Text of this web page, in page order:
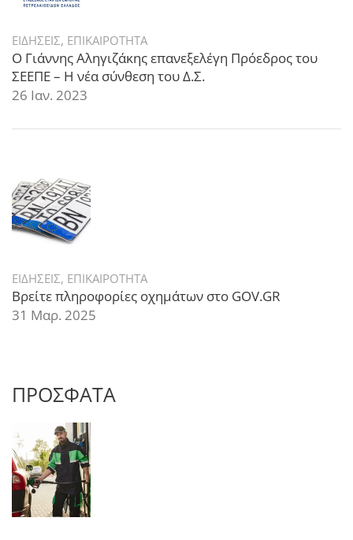
ΕΙΔΗΣΕΙΣ, ΕΠΙΚΑΙΡΟΤΗΤΑ
Ο Γιάννης Αληγιζάκης επανεξελέγη Πρόεδρος του
ΣΕΕΠΕ – Η νέα σύνθεση του Δ.Σ.
26 Ιαν. 2023
ΕΙΔΗΣΕΙΣ, ΕΠΙΚΑΙΡΟΤΗΤΑ
Βρείτε πληροφορίες οχημάτων στο GOV.GR
31 Μαρ. 2025
ΠΡΟΣΦΑΤΑ